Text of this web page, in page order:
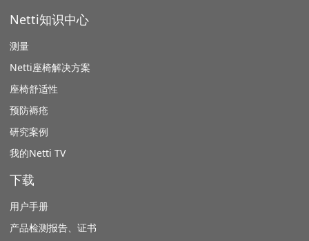
Netti知识中心
测量
Netti座椅解决方案
座椅舒适性
预防褥疮
研究案例
我的Netti TV
下载
用户手册
产品检测报告、证书